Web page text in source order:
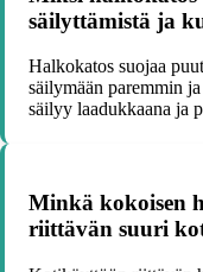
säilyttämistä ja
Halkokatos suojaa
säilymään paremmin
säilyy laadukkaana ja
Minkä kokoisen
riittävän suuri